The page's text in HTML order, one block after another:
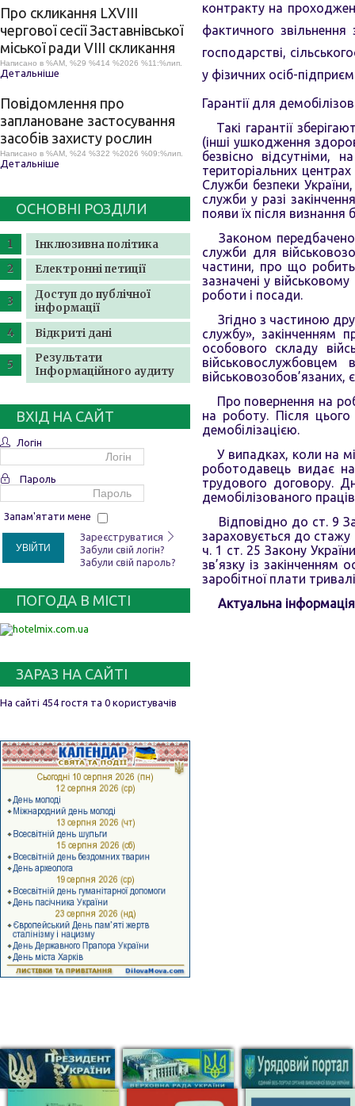
Про скликання LХVІІІ
чергової сесії Заставнівської
міської ради VIII скликання
Написано в %AM, %29 %414 %2026 %11:%лип.
Детальніше
Повідомлення про
заплановане застосування
засобів захисту рослин
Написано в %AM, %24 %322 %2026 %09:%лип.
Детальніше
ОСНОВНІ РОЗДІЛИ
Інклюзивна політика
Електронні петиції
Доступ до публічної
інформації
Відкриті дані
Результати
Інформаційного аудиту
ВХІД НА САЙТ
Логін
Пароль
Запам'ятати мене
УВІЙТИ
Зареєструватися
Забули свій логін?
Забули свій пароль?
ПОГОДА В МІСТІ
ЗАРАЗ НА САЙТІ
На сайті 454 гостя та 0 користувачів
контракту на
фактичного звільнення
господарстві,
у фізичних осіб-
Гарантії для
Такі гарантії
(інші ушкодження
безвісно відсутніми,
територіальних
Служби безпеки
служби у разі
появи їх після
Законом
служби для
частини, про що
зазначені у
роботи і посади.
Згідно з частиною
службу», закінченням
особового складу
військовозобов’язаних,
Про повернення на
на роботу. Після
демобілізацією.
У випадках, коли на
роботодавець видає
трудового договору.
демобілізованого
Відповідно до ст. 9
зараховується до
ч. 1 ст. 25 Закону
зв’язку із закінченням
заробітної плати
Актуальна